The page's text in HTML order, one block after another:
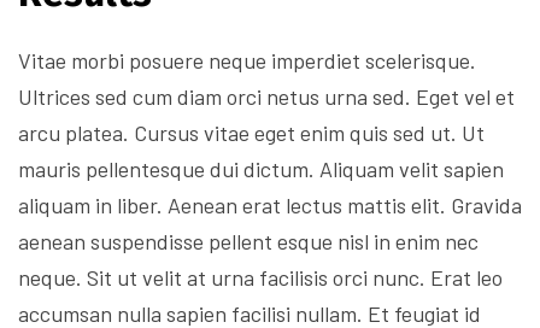
Vitae morbi posuere neque imperdiet scelerisque.
Ultrices sed cum diam orci netus urna sed. Eget vel et
arcu platea. Cursus vitae eget enim quis sed ut. Ut
mauris pellentesque dui dictum. Aliquam velit sapien
aliquam in liber. Aenean erat lectus mattis elit. Gravida
aenean suspendisse pellent esque nisl in enim nec
neque. Sit ut velit at urna facilisis orci nunc. Erat leo
accumsan nulla sapien facilisi nullam. Et feugiat id